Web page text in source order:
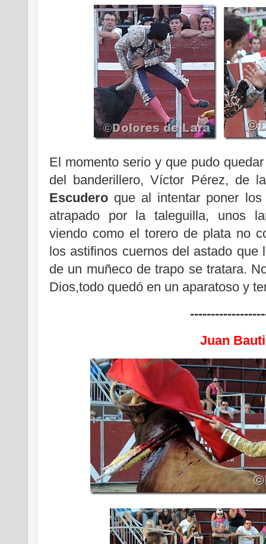
El momento serio y que pudo
del banderillero, Víctor Pérez, de
Escudero que al intentar poner
atrapado por la taleguilla, unos
viendo como el torero de plata no
los astifinos cuernos del astado
de un muñeco de trapo se tratara.
Dios,todo quedó en un aparatoso y
Juan